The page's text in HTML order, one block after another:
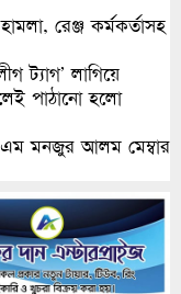
রেঞ্জ কর্মকর্তাসহ
ট্যাগ’ লাগিয়ে
পাঠানো হলো
এম মনজুর আলম মেম্বার